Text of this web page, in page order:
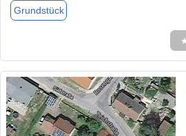
Grundstück